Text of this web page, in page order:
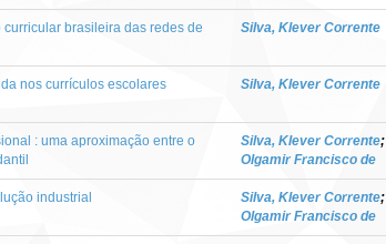
brasileira das redes de
Silva, Klever Corrente
nos currículos escolares
Silva, Klever Corrente
: uma aproximação entre o
Silva, Klever Corrente;
Olgamir Francisco de
industrial Silva, Klever Corrente;
Olgamir Francisco de